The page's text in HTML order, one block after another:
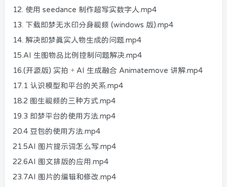
12. 使用 seedance 制作超写实数字人.mp4
13. 下载即梦无水印分身视频 (windows 版).mp4
14. 解决即梦真实人物生成的问题.mp4
15.AI 生图物品比例控制问题解决.mp4
16.(开源版) 实拍 + AI 生成融合 Animatemove 讲解.mp4
17.1 认识模型和平台的关系.mp4
18.2 图生视频的三种方式.mp4
19.3 即梦平台的使用方法.mp4
20.4 豆包的使用方法.mp4
21.5AI 图片提示词怎么写.mp4
22.6AI 图文排版的应用.mp4
23.7AI 图片的编辑和修改.mp4